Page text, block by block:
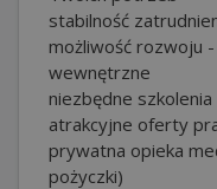
stabilność
możliwość rozwoju
wewnętrzne
niezbędne szkolenia
atrakcyjne oferty
prywatna opieka
pożyczki)